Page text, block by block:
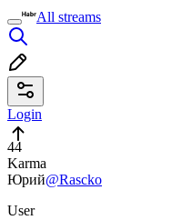
All streams
Login
44
Karma
Юрий@Rascko
User